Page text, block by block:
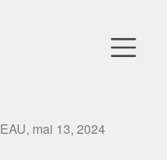
EAU, mai 13, 2024